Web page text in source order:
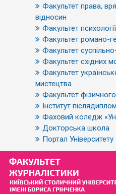
Факультет права,
відносин
Факультет
Факультет романо-
Факультет
Факультет східних
Факультет
мистецтва
Факультет
Інститут
Фаховий коледж
Докторська школа
Портал Університету